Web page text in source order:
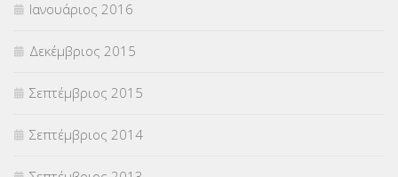
Ιανουάριος 2016
Δεκέμβριος 2015
Σεπτέμβριος 2015
Σεπτέμβριος 2014